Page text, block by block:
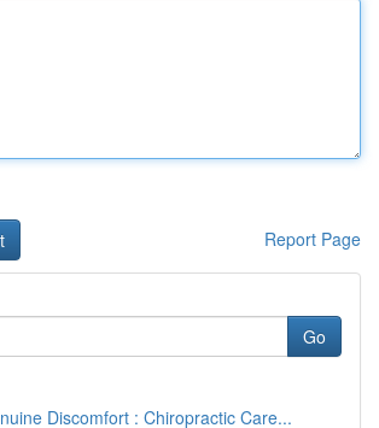
Report Page
Go
Discomfort : Chiropractic Care...